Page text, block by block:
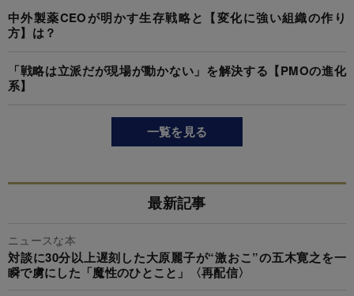
中外製薬CEOが明かす生存戦略と【変化に強い組織の作り
方】は？
「戦略は立派だが現場が動かない」を解決する【PMOの進化
系】
一覧を見る
最新記事
ニュースな本
対談に30分以上遅刻した大原麗子が“激おこ”の五木寛之を一
瞬で虜にした「魔性のひとこと」〈再配信〉